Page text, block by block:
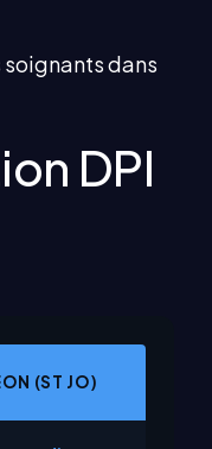
dans
DPI
(ST JO)